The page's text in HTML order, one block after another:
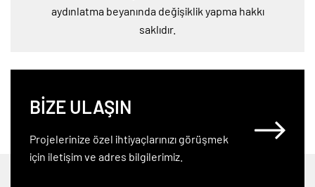
aydınlatma beyanında değişiklik yapma hakkı
saklıdır.
BİZE ULAŞIN
Projelerinize özel ihtiyaçlarınızı görüşmek
için iletişim ve adres bilgilerimiz.